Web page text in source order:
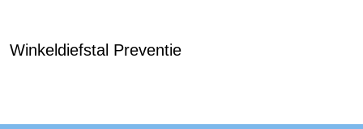
Winkeldiefstal Preventie